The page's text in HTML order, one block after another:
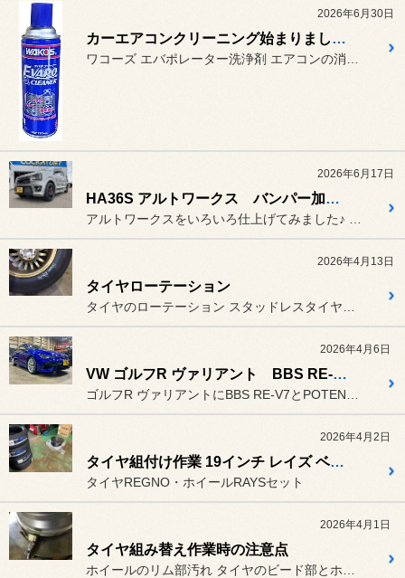
2026年6月30日
カーエアコンクリーニング始まりました♪
2026年6月17日
HA36S アルトワークス バンパー加工で見慣れない顔に・・・
2026年4月13日
タイヤローテーション
2026年4月6日
VW ゴルフR ヴァリアント BBS RE-V7 ポテンザS007A
2026年4月2日
タイヤ組付け作業 19インチ レイズ ベルサス クラフトコレクション ヴォウジェ リミテッド
タイヤREGNO・ホイールRAYSセット
2026年4月1日
タイヤ組み替え作業時の注意点